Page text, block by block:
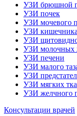
УЗИ брюшной
УЗИ почек
УЗИ мочевого
УЗИ кишечника
УЗИ
УЗИ молочных
УЗИ печени
УЗИ малого
УЗИ
УЗИ мягких
УЗИ желчного
Консультации врачей